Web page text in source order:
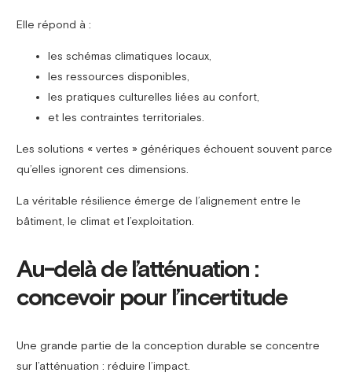
Elle répond à :
les schémas climatiques locaux,
les ressources disponibles,
les pratiques culturelles liées au confort,
et les contraintes territoriales.
Les solutions « vertes » génériques échouent souvent parce
qu’elles ignorent ces dimensions.
La véritable résilience émerge de l’alignement entre le
bâtiment, le climat et l’exploitation.
Au-delà de l’atténuation :
concevoir pour l’incertitude
Une grande partie de la conception durable se concentre
sur l’atténuation : réduire l’impact.